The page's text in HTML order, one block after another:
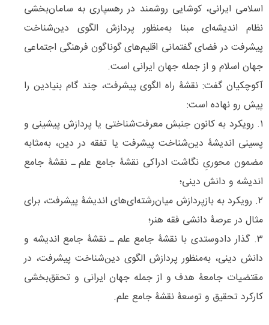
اسلامی ایرانی، کوشایی روشمند در رهسپاری به سامان‌بخشی
نظام اندیشه‌ای مبنا به‌منظور پردازش الگوی دین‌شناخت
پیشرفت در فضای گفتمانی اقلیم‌های گوناگون فرهنگی اجتماعی
جهان اسلام و از جمله جهان ایرانی است.
آکوچکیان گفت: نقشۀ راه الگوی پیشرفت، چند گام بنیادین را
پیش رو نهاده است:
۱. رویکرد به کانون جنبش معرفت‌شناختی یا پردازش پیشینی و
پسینی اندیشۀ دین‌شناخت پیشرفت یا تفقه در دین، به‌مثابه
مضمون محوریِ نگاشت ادراکی نقشۀ جامع علم ـ نقشۀ جامع
اندیشه و دانش دینی؛
۲. رویکرد به بازپردازش میان‌رشته‌ای‌های اندیشۀ پیشرفت، برای
مثال در عرصۀ دانشی فقه هنر؛
۳. گذار دادوستدی با نقشۀ جامع علم ـ نقشۀ جامع اندیشه و
دانش دینی، به‌منظور پردازش الگوی دین‌شناخت پیشرفت، در
مقتضیات جامعۀ هدف و از جمله جهان ایرانی و تحقق‌بخشی
کارکرد تحقیق و توسعۀ نقشۀ جامع علم.